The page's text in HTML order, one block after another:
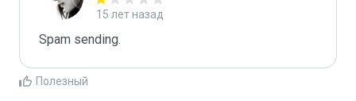
15 лет назад
Spam sending.
Полезный